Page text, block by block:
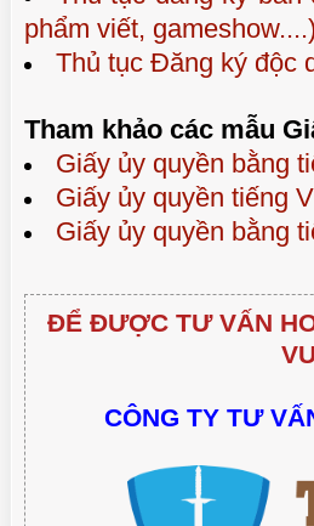
phẩm viết, gameshow....)
Thủ tục Đăng ký độc
Tham khảo các mẫu
Giấy ủy quyền bằng
Giấy ủy quyền tiếng
Giấy ủy quyền bằng
ĐỂ ĐƯỢC TƯ VẤN
CÔNG TY TƯ